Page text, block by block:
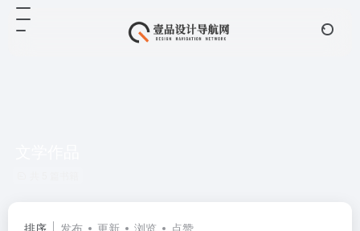
排序 发布 更新 浏览 点赞